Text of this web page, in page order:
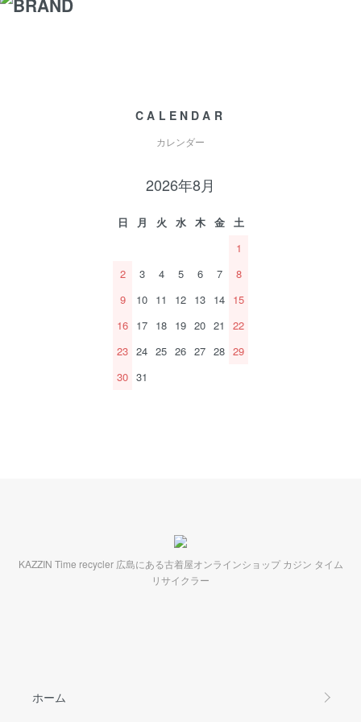
CALENDAR
カレンダー
2026年8月
日 月 火 水 木 金
土
1
2
3 4 5 6 7
8
9
10 11 12 13 14 15
16 17 18 19 20 21
22
23 24 25 26 27 28 29
30 31
KAZZIN Time recycler 広島にある古着屋オンラインショップ カジン タイム
リサイクラー
ホーム